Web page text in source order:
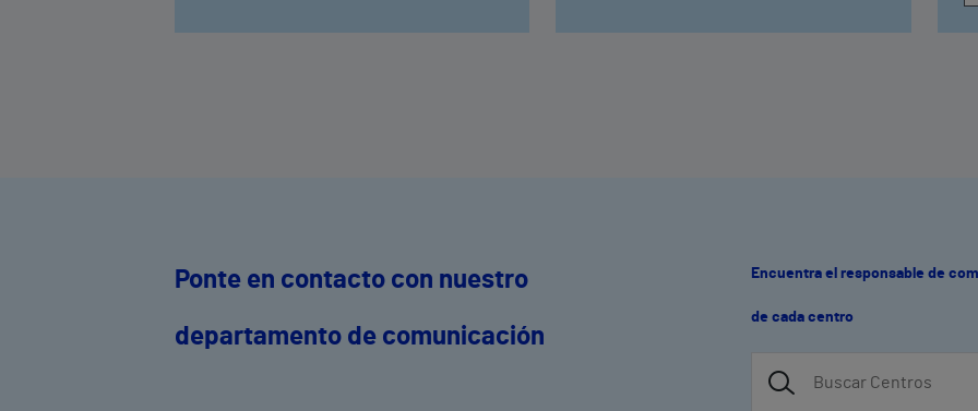
Ponte en contacto con nuestro
departamento de comunicación
Encuentra el responsable de
de cada centro